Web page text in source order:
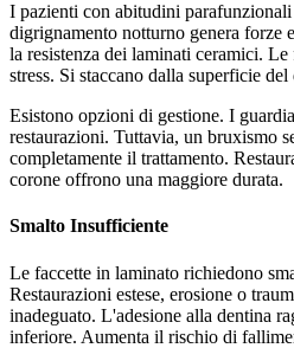
I pazienti con abitudini
digrignamento notturno genera forze
la resistenza dei laminati ceramici.
stress. Si staccano dalla superficie del
Esistono opzioni di gestione. I
restaurazioni. Tuttavia, un bruxismo
completamente il trattamento.
corone offrono una maggiore durata.
Smalto Insufficiente
Le faccette in laminato richiedono
Restaurazioni estese, erosione o
inadeguato. L'adesione alla dentina
inferiore. Aumenta il rischio di